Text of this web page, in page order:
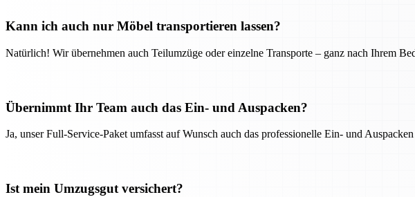
Kann ich auch nur Möbel transportieren lassen?
Natürlich! Wir übernehmen auch Teilumzüge oder einzelne Transporte – ganz nach Ihrem
Übernimmt Ihr Team auch das Ein- und Auspacken?
Ja, unser Full-Service-Paket umfasst auf Wunsch auch das professionelle Ein- und
Ist mein Umzugsgut versichert?